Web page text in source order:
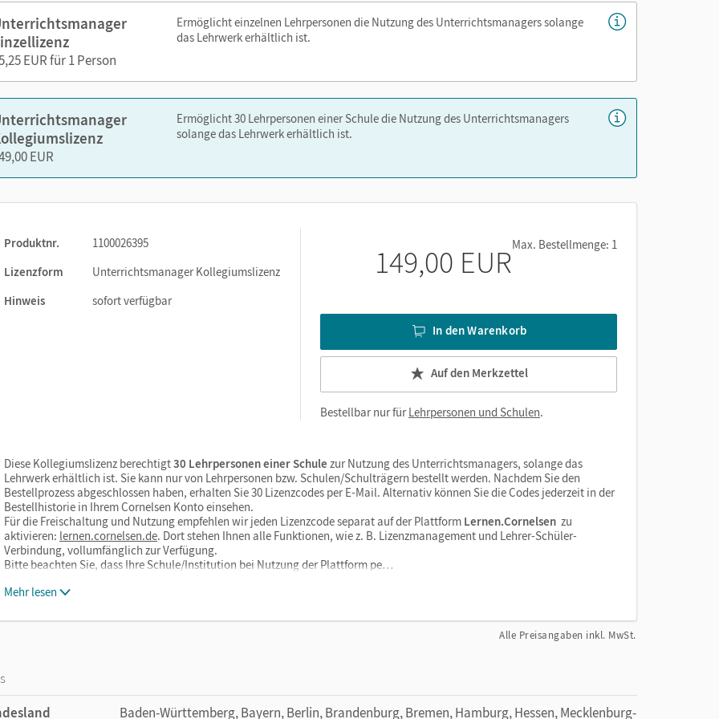
des E-Books aufmein.cornelsen.de.
Lernen.Cornelsen (mit neuen Features) aktivieren:
EUR für 1 Person
Ermöglicht einzelnen Lehrpersonen die Nutzung des Unterrichtsmanagers solange
das Lehrwerk erhältlich ist.
EUR
Ermöglicht 30 Lehrpersonen einer Schule die Nutzung des Unterrichtsmanagers
solange das Lehrwerk erhältlich ist.
Produktnr.
1100026395
Lizenzform
Unterrichtsmanager Kollegiumslizenz
Hinweis
sofort verfügbar
149,00 EURMax. Bestellmenge: 1
In den Warenkorb
Auf den Merkzettel
Bestellbar nur fürLehrpersonen und Schulen.
Diese Kollegiumslizenz berechtigt30 Lehrpersonen einer Schule zur Nutzung des Unterrichtsmanagers, solange das
Lehrwerk erhältlich ist. Sie kann nur von Lehrpersonen bzw. Schulen/Schulträgern bestellt werden. Nachdem Sie den
Bestellprozess abgeschlossen haben, erhalten Sie 30 Lizenzcodes per E-Mail. Alternativ können Sie die Codes jederzeit in der
Bestellhistorie in Ihrem Cornelsen Konto einsehen.
Für die Freischaltung und Nutzung empfehlen wir jeden Lizenzcode separat auf der Plattform Lernen.Cornelsen zu
aktivieren: lernen.cornelsen.de. Dort stehen Ihnen alle Funktionen, wie z. B. Lizenzmanagement und Lehrer-Schüler-
Verbindung, vollumfänglich zur Verfügung.
Bitte beachten Sie, dass Ihre Schule/Institution bei Nutzung der Plattform pe…
Mehr lesen
Alle Preisangaben inkl. MwSt.
Baden-Württemberg, Bayern, Berlin, Brandenburg, Bremen, Hamburg, Hessen, Mecklenburg-